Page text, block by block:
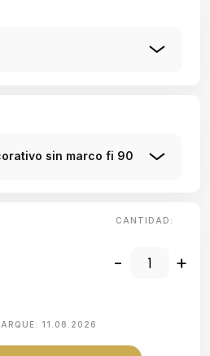
sin marco fi 90
CANTIDAD:
- +
11.08.2026